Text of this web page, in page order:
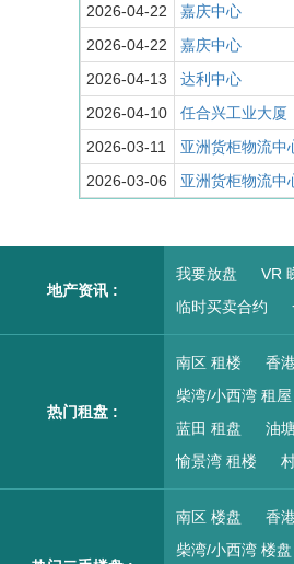
2026-04-22
嘉庆中心
2026-04-22
嘉庆中心
2026-04-13
达利中心
2026-04-10
任合兴工业大厦
2026-03-11
亚洲货柜物流中
2026-03-06
亚洲货柜物流中
地产资讯 :
我要放盘 VR
临时买卖合约
热门租盘 :
南区 租楼 香
柴湾/小西湾 租屋
蓝田 租盘
油
愉景湾 租楼
南区 楼盘 香
柴湾/小西湾 楼盘